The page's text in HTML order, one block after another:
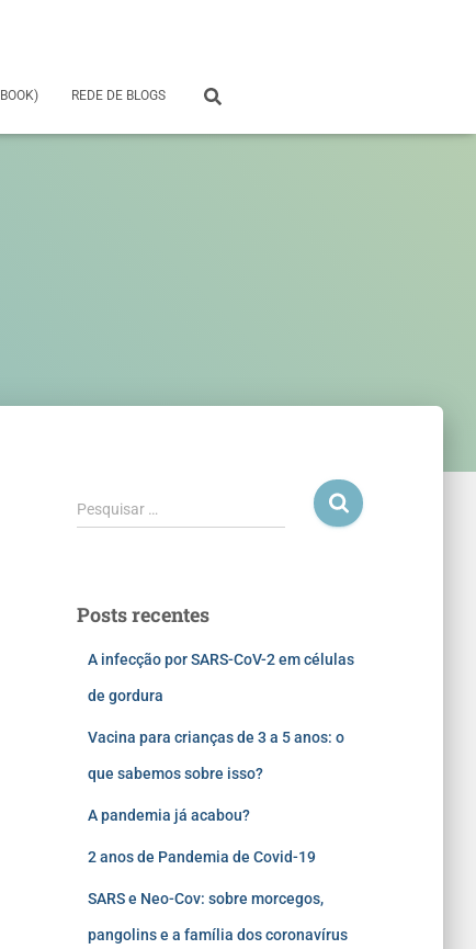
REDE DE BLOGS
Pesquisar …
Posts recentes
A infecção por SARS-CoV-2 em células
de gordura
Vacina para crianças de 3 a 5 anos: o
que sabemos sobre isso?
A pandemia já acabou?
2 anos de Pandemia de Covid-19
SARS e Neo-Cov: sobre morcegos,
pangolins e a família dos coronavírus